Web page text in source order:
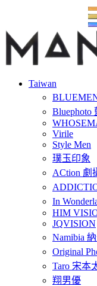
Taiwan
Bluephoto
Virile
Style Men
璞玉印象
ACtion 劇
In
HIM
JQVISION
Namibia
Original
Taro 宋本
翔男優